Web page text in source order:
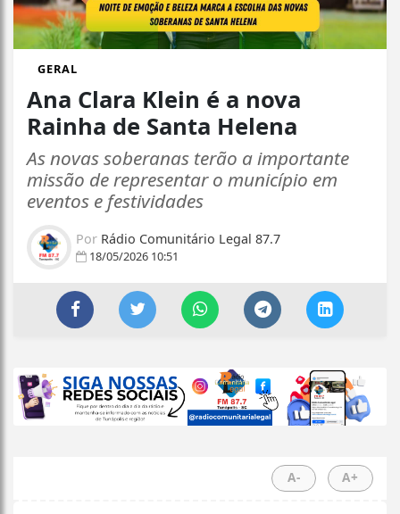
GERAL
Ana Clara Klein é a nova
Rainha de Santa Helena
As novas soberanas terão a importante
missão de representar o município em
eventos e festividades
Por Rádio Comunitário Legal 87.7
18/05/2026 10:51
A- A+